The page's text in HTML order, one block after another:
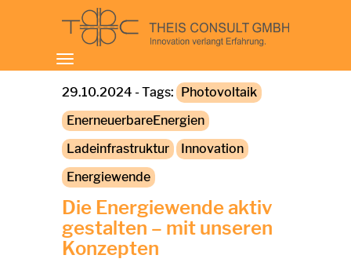
Toggle
navigation
29.10.2024 - Tags: Photovoltaik
EnerneuerbareEnergien
Ladeinfrastruktur
Innovation
Energiewende
Die Energiewende aktiv
gestalten – mit unseren
Konzepten